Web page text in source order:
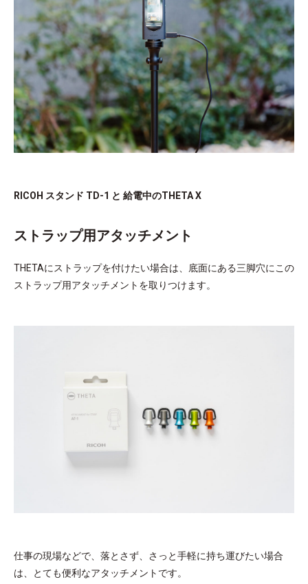
RICOH スタンド TD-1 と 給電中のTHETA X
ストラップ用アタッチメント
THETAにストラップを付けたい場合は、底面にある三脚穴にこの
ストラップ用アタッチメントを取りつけます。
仕事の現場などで、落とさず、さっと手軽に持ち運びたい場合
は、とても便利なアタッチメントです。